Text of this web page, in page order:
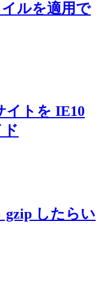
ルを適用で
イトを IE10
gzip したらい